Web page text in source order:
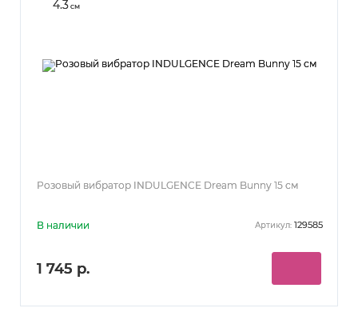
4.3см
Розовый вибратор INDULGENCE Dream Bunny 15 см
В наличии Артикул: 129585
1 745 р.